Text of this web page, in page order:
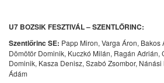
U7 BOZSIK FESZTIVÁL – SZENTLŐRINC:
Szentlőrinc SE: Papp Miron, Varga Áron,
Dömötör Dominik, Kuczkó Milán, Ragán Adrián,
Dominik, Kasza Denisz, Szabó Zsombor, Nánási
Ádám